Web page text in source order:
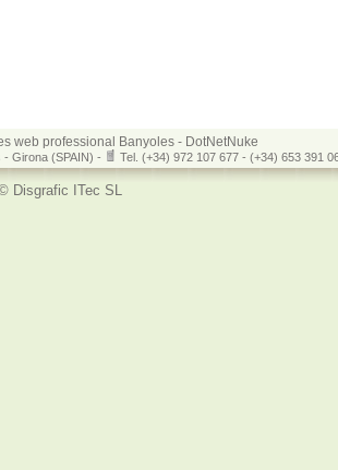
web professional Banyoles - DotNetNuke
Girona (SPAIN) - Tel. (+34) 972 107 677 - (+34) 653 391
Disgrafic ITec SL